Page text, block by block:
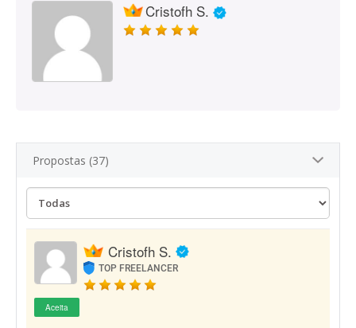
Cristofh S.
Propostas (37)
Cristofh S.
TOP FREELANCER
Aceita